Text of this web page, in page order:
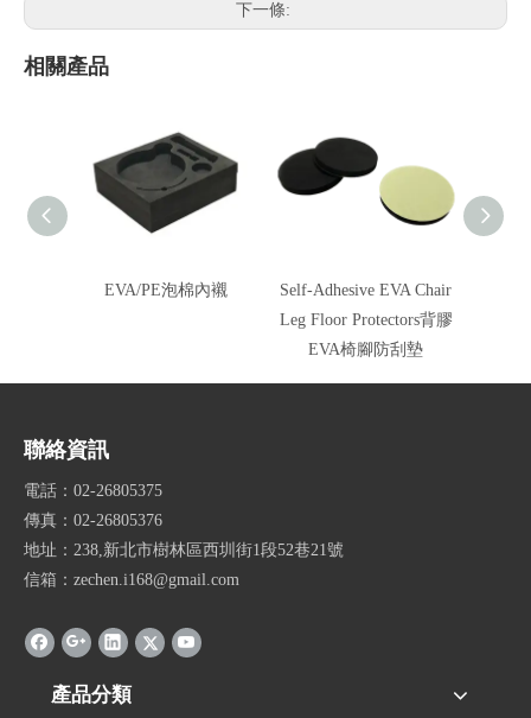
下一條:
相關產品
EVA/PE泡棉內襯
Self-Adhesive EVA Chair
Leg Floor Protectors背膠
EVA椅腳防刮墊
聯絡資訊
電話：02-26805375
傳真：02-26805376
地址：238,新北市樹林區西圳街1段52巷21號
信箱：zechen.i168@gmail.com
產品分類